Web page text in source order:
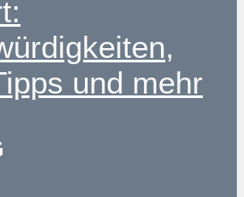
und mehr